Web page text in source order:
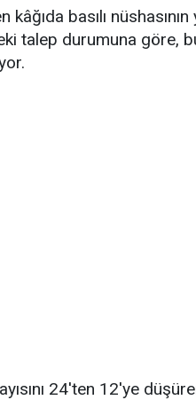
basılı
talep durumuna göre,
24'ten 12'ye